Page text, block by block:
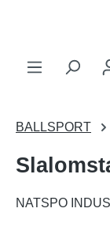
Zum Hauptinhalt
BALLSPORT
NATSPO